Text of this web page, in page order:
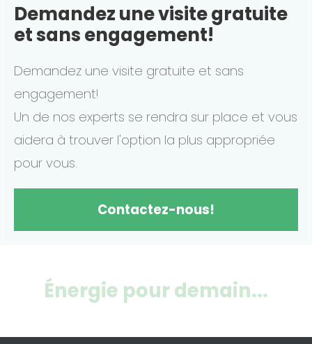
Demandez une visite gratuite
et sans engagement!
Demandez une visite gratuite et sans
engagement!
Un de nos experts se rendra sur place et vous
aidera à trouver l'option la plus appropriée
pour vous.
Contactez-nous!
Énergie pour demain...